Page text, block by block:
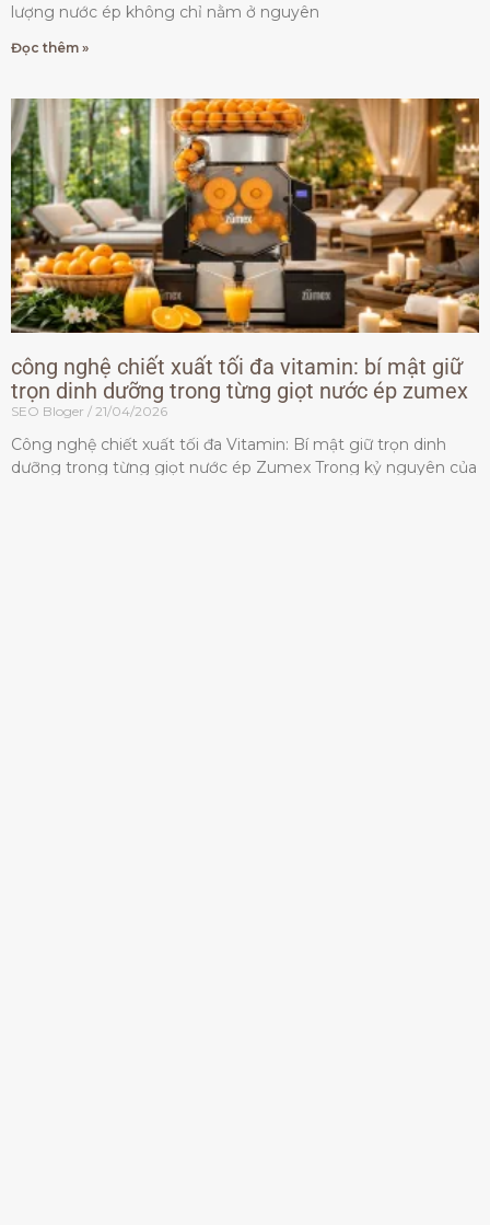
lượng nước ép không chỉ nằm ở nguyên
Đọc thêm »
công nghệ chiết xuất tối đa vitamin: bí mật giữ
trọn dinh dưỡng trong từng giọt nước ép zumex
SEO Bloger 21/04/2026
Công nghệ chiết xuất tối đa Vitamin: Bí mật giữ trọn dinh
dưỡng trong từng giọt nước ép Zumex Trong kỷ nguyên của